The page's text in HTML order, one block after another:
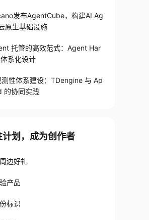
发布AgentCube，构建AI Ag
原生基础设施
托管的高效范式：Agent Har
系化设计
性体系建设：TDengine 与 Ap
的协同实践
计划，成为创作者
边好礼
产品
标识